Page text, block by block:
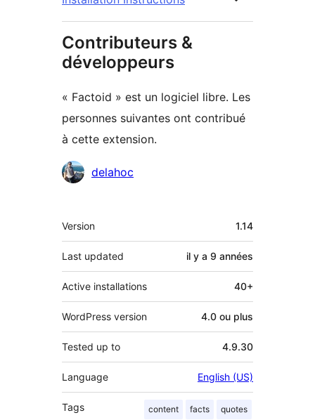
Contributeurs &
développeurs
« Factoid » est un logiciel libre. Les
personnes suivantes ont contribué
à cette extension.
Contributeurs
delahoc
Méta
Version 1.14
Last updated il y a 9 années
Active installations 40+
WordPress version 4.0 ou plus
Tested up to 4.9.30
Language English (US)
Tags content facts quotes